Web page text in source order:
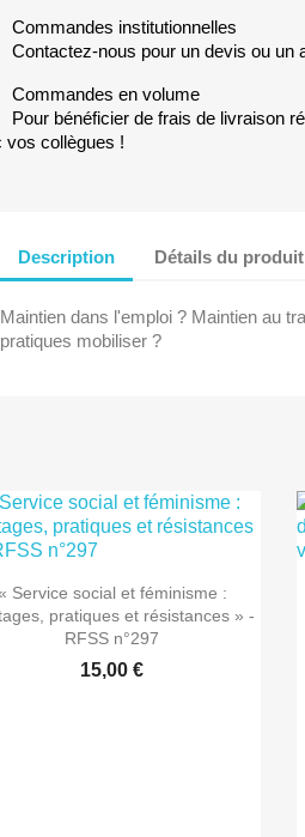
Commandes institutionnelles
Contactez-nous pour un devis ou un
Commandes en volume
Pour bénéficier de frais de livraison
vos collègues !
Description Détails du produit
Maintien dans l'emploi ? Maintien au
pratiques mobiliser ?
 Aperçu rapide
Service social et féminisme :
pratiques et résistances » -
RFSS n°297
15,00 €